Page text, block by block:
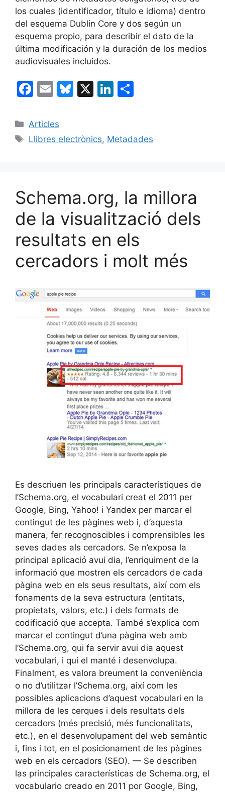
los cuales (identificador, título e idioma) dentro
del esquema Dublin Core y dos según un
esquema propio, para describir el dato de la
última modificación y la duración de los medios
audiovisuales incluidos.
F
c
e
k
E
ai
l
Bl
s
X
Li
e p
Categories
Articles
Etiquetes
Llibres electrònics, Metadades
Schema.org, la millora
de la visualització dels
resultats en els
cercadors i molt més
Es descriuen les principals característiques de
l’Schema.org, el vocabulari creat el 2011 per
Google, Bing, Yahoo! i Yandex per marcar el
contingut de les pàgines web i, d’aquesta
manera, fer recognoscibles i comprensibles les
seves dades als cercadors. Se n’exposa la
principal aplicació avui dia, l’enriquiment de la
informació que mostren els cercadors de cada
pàgina web en els seus resultats, així com els
fonaments de la seva estructura (entitats,
propietats, valors, etc.) i dels formats de
codificació que accepta. També s’explica com
marcar el contingut d’una pàgina web amb
l’Schema.org, qui fa servir avui dia aquest
vocabulari, i qui el manté i desenvolupa.
Finalment, es valora breument la conveniència
o no d’utilitzar l’Schema.org, així com les
possibles aplicacions d’aquest vocabulari en la
millora de les cerques i dels resultats dels
cercadors (més precisió, més funcionalitats,
etc.), en el desenvolupament del web semàntic
i, fins i tot, en el posicionament de les pàgines
web en els cercadors (SEO). — Se describen
las principales características de Schema.org, el
vocabulario creado en 2011 por Google, Bing,